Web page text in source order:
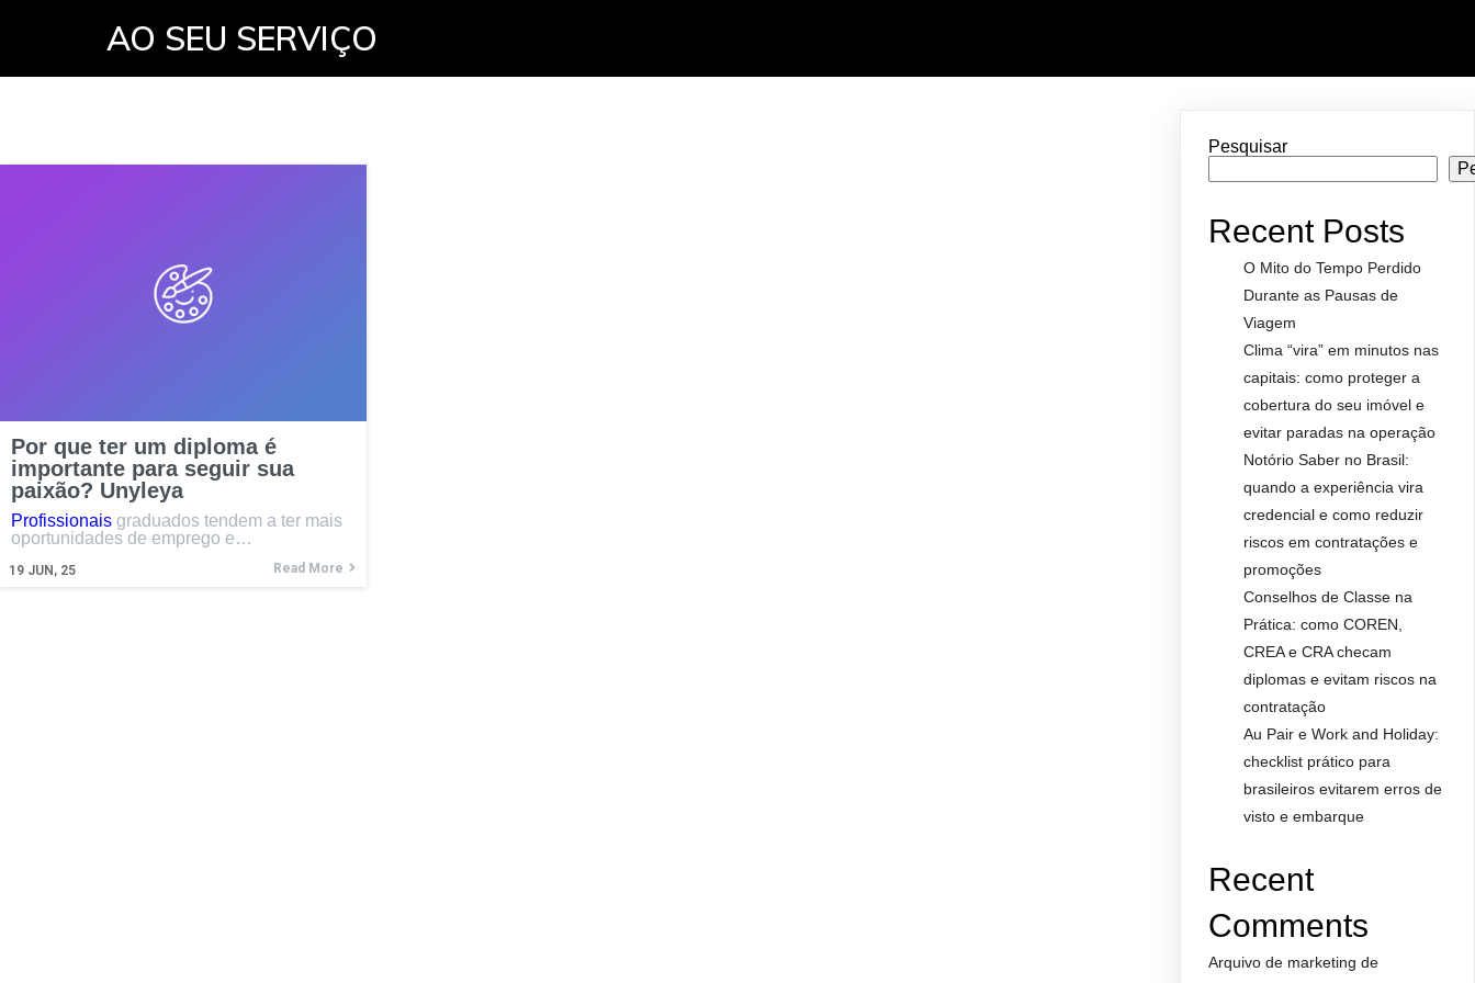
AO SEU SERVIÇO
Por que ter um diploma é
importante para seguir sua
paixão? Unyleya
19 JUN, 25
Profissionais graduados tendem a ter mais
oportunidades de emprego e…
Read More
Pesquisar
Recent Posts
O Mito do Tempo Perdido
Durante as Pausas de
Viagem
Clima “vira” em minutos nas
capitais: como proteger a
cobertura do seu imóvel e
evitar paradas na operação
Notório Saber no Brasil:
quando a experiência vira
credencial e como reduzir
riscos em contratações e
promoções
Conselhos de Classe na
Prática: como COREN,
CREA e CRA checam
diplomas e evitam riscos na
contratação
Au Pair e Work and Holiday:
checklist prático para
brasileiros evitarem erros de
visto e embarque
Recent
Comments
Arquivo de marketing de